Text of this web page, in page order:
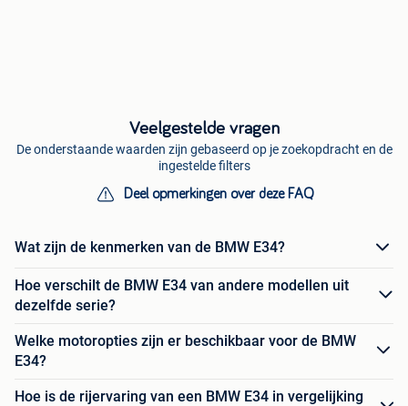
Veelgestelde vragen
De onderstaande waarden zijn gebaseerd op je zoekopdracht en de
ingestelde filters
Deel opmerkingen over deze FAQ
Wat zijn de kenmerken van de BMW E34?
Hoe verschilt de BMW E34 van andere modellen uit
dezelfde serie?
Welke motoropties zijn er beschikbaar voor de BMW
E34?
Hoe is de rijervaring van een BMW E34 in vergelijking